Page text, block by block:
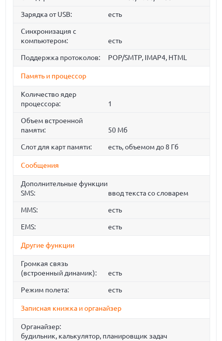
Зарядка от USB: есть
Синхронизация с
компьютером:
есть
Поддержка протоколов: POP/SMTP, IMAP4, HTML
Память и процессор
Количество ядер
процессора:
1
Объем встроенной
памяти:
50 Мб
Слот для карт памяти: есть, объемом до 8 Гб
Сообщения
Дополнительные функции
SMS:
ввод текста со словарем
MMS: есть
EMS: есть
Другие функции
Громкая связь
(встроенный динамик):
есть
Режим полета: есть
Записная книжка и органайзер
Органайзер:
будильник, калькулятор, планировщик задач